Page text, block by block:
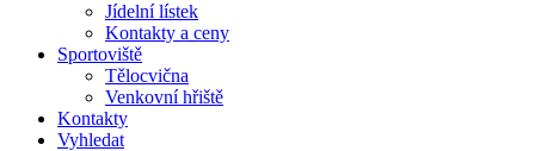
Jídelní lístek
Kontakty a ceny
Sportoviště
Tělocvična
Venkovní hřiště
Kontakty
Vyhledat